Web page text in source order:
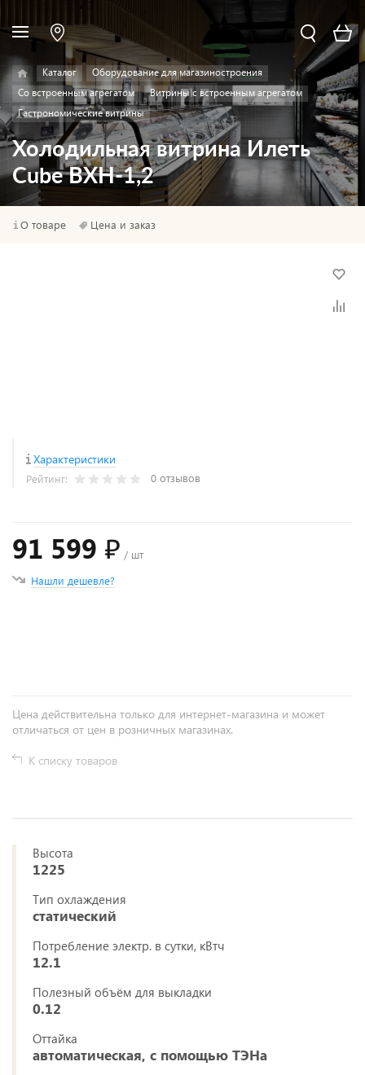
Каталог
Оборудование для магазиностроения
Со встроенным агрегатом
Витрины с встроенным агрегатом
Гастрономические витрины
Холодильная витрина Илеть
Cube ВХН-1,2
О товаре Цена и заказ
Характеристики
Рейтинг: 0 отзывов
91 599 ₽ / шт
Нашли дешевле?
Цена действительна только для интернет-магазина и может
отличаться от цен в розничных магазинах.
К списку товаров
Высота
1225
Тип охлаждения
статический
Потребление электр. в сутки, кВтч
12.1
Полезный объём для выкладки
0.12
Оттайка
автоматическая, с помощью ТЭНа